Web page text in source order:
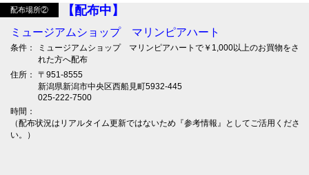
配布場所② 【配布中】
ミュージアムショップ マリンピアハート
条件：
ミュージアムショップ マリンピアハートで￥1,000以上のお買物をさ
れた方へ配布
住所：
〒951-8555
新潟県新潟市中央区西船見町5932-445
025-222-7500
時間：
（配布状況はリアルタイム更新ではないため『参考情報』としてご活用くださ
い。）